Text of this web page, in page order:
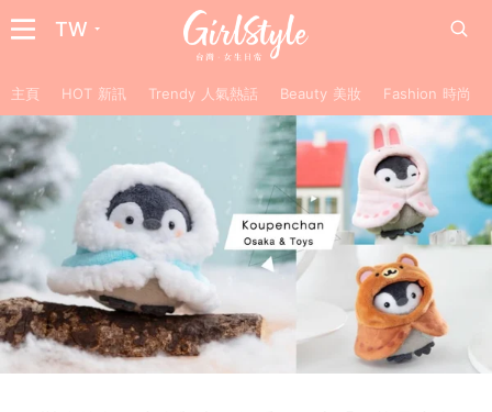
TW
主頁 HOT 新訊 Trendy 人氣熱話 Beauty 美妝 Fashion 時尚